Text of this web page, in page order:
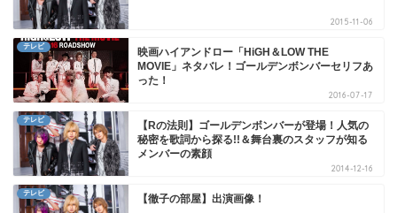
2015-11-06
テレビ
映画ハイアンドロー「HiGH＆LOW THE
MOVIE」ネタバレ！ゴールデンボンバーセリフあ
った！
2016-07-17
テレビ
【Rの法則】ゴールデンボンバーが登場！人気の
秘密を歌詞から探る!!＆舞台裏のスタッフが知る
メンバーの素顔
2014-12-16
テレビ 【徹子の部屋】出演画像！